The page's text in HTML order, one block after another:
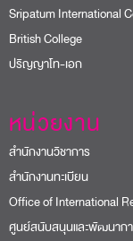
Sripatum International
British College
ปริญญาโท-เอก
หน่วยงาน
สำนักงานวิชาการ
สำนักงานทะเบียน
Office of International
ศูนย์สนับสนุนและพัฒนาก